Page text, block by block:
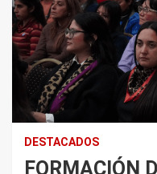
DESTACADOS
FORMACIÓN